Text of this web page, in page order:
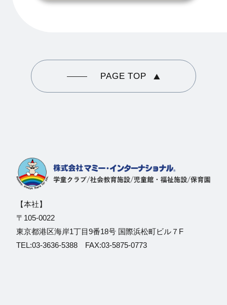
PAGE TOP
【本社】
〒105-0022
東京都港区海岸1丁目9番18号 国際浜松町ビル７F
TEL:03-3636-5388 FAX:03-5875-0773